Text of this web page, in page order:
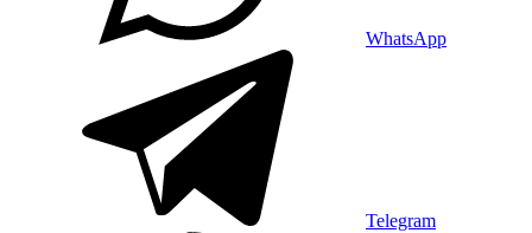
WhatsApp
Telegram